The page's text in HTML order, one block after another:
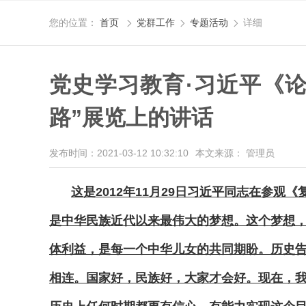
您的位置： 首页  党群工作  专题活动  详细
党史学习教育·习近平《
路”展览上的讲话
发布时间：2021-03-12 10:32:10 本文来源： 管理员
这是2012年11月29日习近平同志在参观《
是中华民族近代以来最伟大的梦想。这个梦想
体利益，是每一个中华儿女的共同期盼。历史
相连。国家好，民族好，大家才会好。现在，